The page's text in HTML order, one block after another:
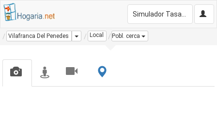
Vilafranca Del Penedes Dropdown
Local Pobl. cerca